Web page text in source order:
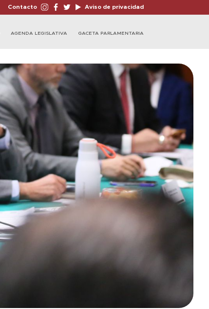
Contacto Aviso de privacidad
AGENDA LEGISLATIVA GACETA PARLAMENTARIA